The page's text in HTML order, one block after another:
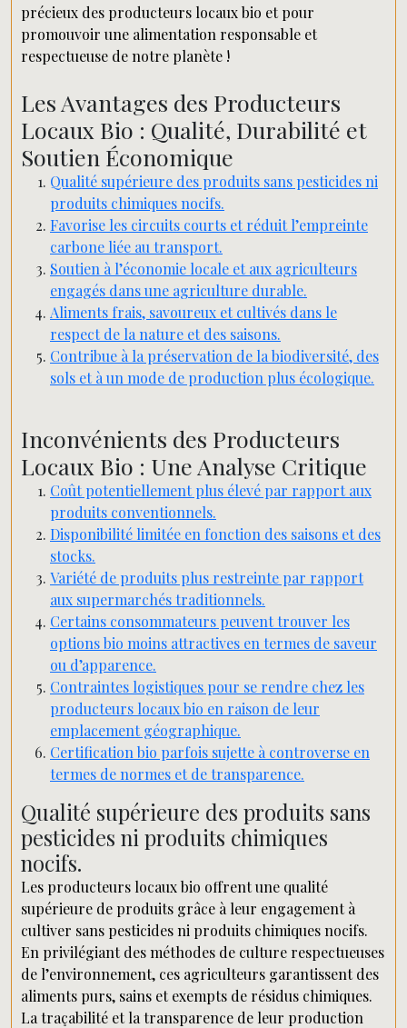
précieux des producteurs locaux bio et pour
promouvoir une alimentation responsable et
respectueuse de notre planète !
Les Avantages des Producteurs
Locaux Bio : Qualité, Durabilité et
Soutien Économique
Qualité supérieure des produits sans pesticides ni
produits chimiques nocifs.
Favorise les circuits courts et réduit l’empreinte
carbone liée au transport.
Soutien à l’économie locale et aux agriculteurs
engagés dans une agriculture durable.
Aliments frais, savoureux et cultivés dans le
respect de la nature et des saisons.
Contribue à la préservation de la biodiversité, des
sols et à un mode de production plus écologique.
Inconvénients des Producteurs
Locaux Bio : Une Analyse Critique
Coût potentiellement plus élevé par rapport aux
produits conventionnels.
Disponibilité limitée en fonction des saisons et des
stocks.
Variété de produits plus restreinte par rapport
aux supermarchés traditionnels.
Certains consommateurs peuvent trouver les
options bio moins attractives en termes de saveur
ou d’apparence.
Contraintes logistiques pour se rendre chez les
producteurs locaux bio en raison de leur
emplacement géographique.
Certification bio parfois sujette à controverse en
termes de normes et de transparence.
Qualité supérieure des produits sans
pesticides ni produits chimiques
nocifs.
Les producteurs locaux bio offrent une qualité
supérieure de produits grâce à leur engagement à
cultiver sans pesticides ni produits chimiques nocifs.
En privilégiant des méthodes de culture respectueuses
de l’environnement, ces agriculteurs garantissent des
aliments purs, sains et exempts de résidus chimiques.
La traçabilité et la transparence de leur production